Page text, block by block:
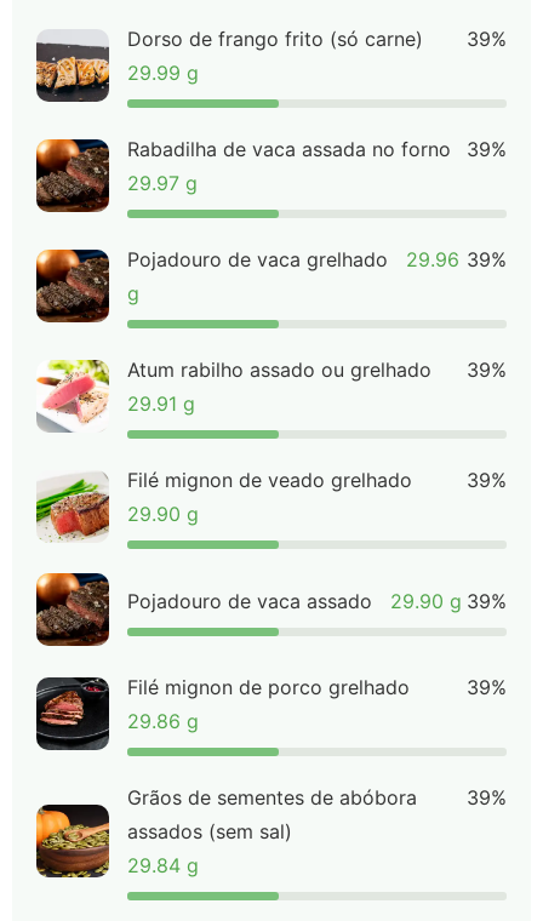
Dorso de frango frito (só carne)
29.99 g
39%
Rabadilha de vaca assada no forno
29.97 g
39%
Pojadouro de vaca grelhado
29.96
g
39%
Atum rabilho assado ou grelhado
29.91 g
39%
Filé mignon de veado grelhado
29.90 g
39%
Pojadouro de vaca assado 29.90 g 39%
Filé mignon de porco grelhado
29.86 g
39%
Grãos de sementes de abóbora
assados (sem sal)
29.84 g
39%